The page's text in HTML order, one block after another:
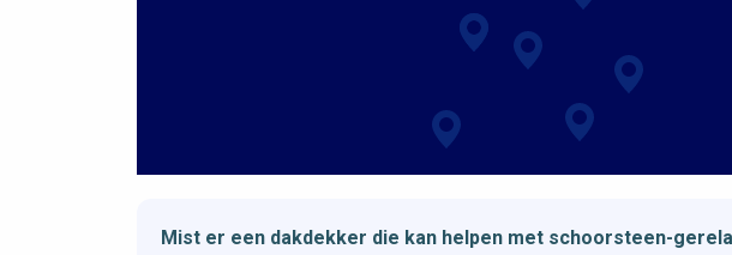
Mist er een dakdekker die kan helpen met schoorsteen-